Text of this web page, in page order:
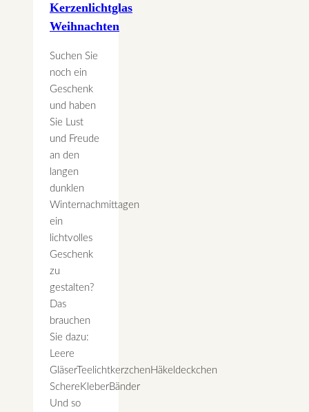
Kerzenlichtglas
Weihnachten
Suchen Sie
noch ein
Geschenk
und haben
Sie Lust
und Freude
an den
langen
dunklen
Winternachmittagen
ein
lichtvolles
Geschenk
zu
gestalten?
Das
brauchen
Sie dazu:
Leere
GläserTeelichtkerzchenHäkeldeckchen
SchereKleberBänder
Und so